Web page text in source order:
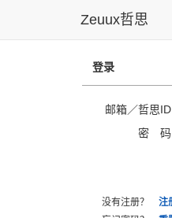
Zeuux哲思
登录
邮箱／哲思ID
密 码
没有注册？ 注